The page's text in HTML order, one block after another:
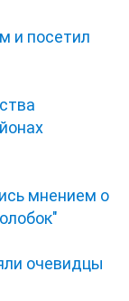
и посетил
мнением о
очевидцы